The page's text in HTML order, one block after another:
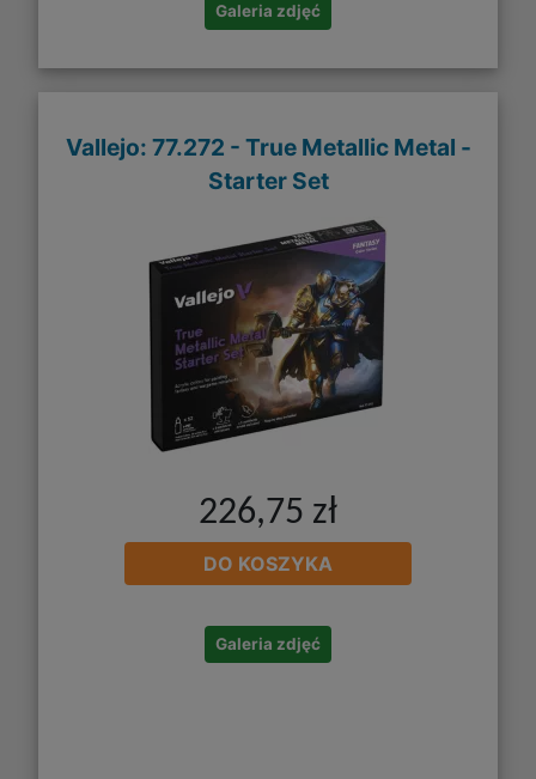
Galeria zdjęć
Vallejo: 77.272 - True Metallic Metal -
Starter Set
226,75 zł
DO KOSZYKA
Galeria zdjęć